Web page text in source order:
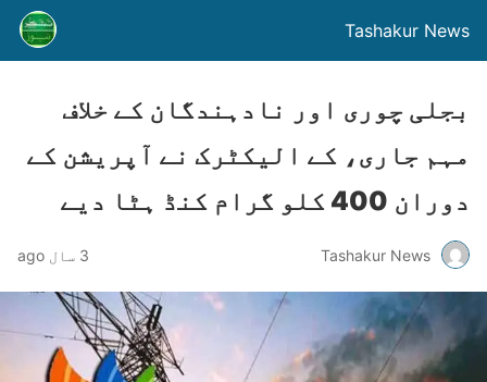
Tashakur News
بجلی چوری اور نادہندگان کے خلاف
مہم جاری، کے الیکٹرک نے آپریشن کے
دوران 400 کلو گرام کنڈ ہٹا دیے
Tashakur News 3 سال ago